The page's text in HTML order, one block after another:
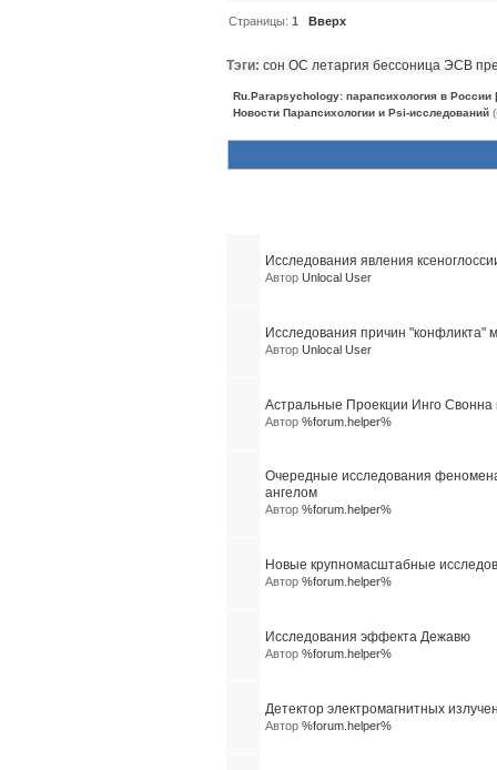
Страницы:1 Вверх
Тэги: сон ОС летаргия бессоница ЭСВ
Ru.Parapsychology: парапсихология в
Новости Парапсихологии и Psi-исследований
Исследования явления
Автор Unlocal User
Исследования причин "конфликта"
Автор Unlocal User
Астральные Проекции Инго
Автор %forum.helper%
Очередные исследования
ангелом
Автор %forum.helper%
Новые крупномасштабные
Автор %forum.helper%
Исследования эффекта Дежавю
Автор %forum.helper%
Детектор электромагнитных
Автор %forum.helper%